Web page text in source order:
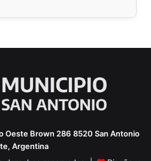
Antonio Oeste.
podrán solicitar las condiciones
a información
presencial en la Secretaría de
electrónico a
serán evaluadas por una
, la cual analizará las distintas
Oeste Brown 286 8520 San Antonio
Argentina